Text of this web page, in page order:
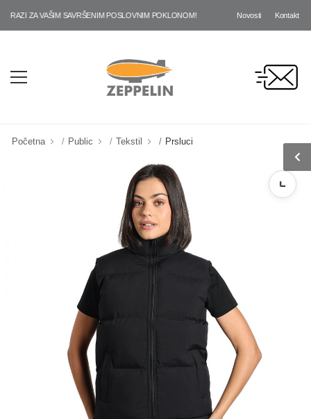
ZA VAŠIM SAVRŠENIM POSLOVNIM POKLONOM! Novosti Kontakt
Početna Public Tekstil Prsluci